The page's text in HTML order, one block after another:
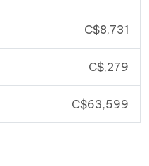
C$8,731
C$,279
C$63,599